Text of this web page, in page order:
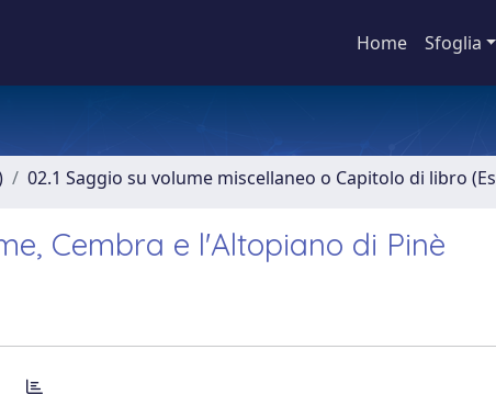
Home Sfoglia
02.1 Saggio su volume miscellaneo o Capitolo di libro
Cembra e l'Altopiano di Pinè